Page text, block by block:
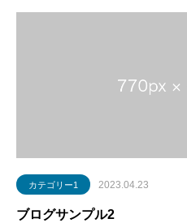
カテゴリー1 2023.04.23
ブログサンプル2